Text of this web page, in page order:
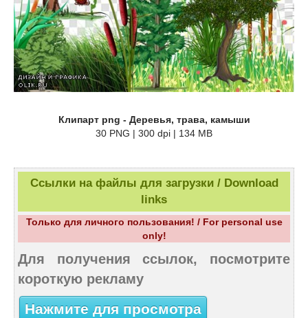
Клипарт png - Деревья, трава, камыши
30 PNG | 300 dpi | 134 MB
Ссылки на файлы для загрузки / Download
links
Только для личного пользования! / For personal use
only!
Для получения ссылок, посмотрите
короткую рекламу
Нажмите для просмотра